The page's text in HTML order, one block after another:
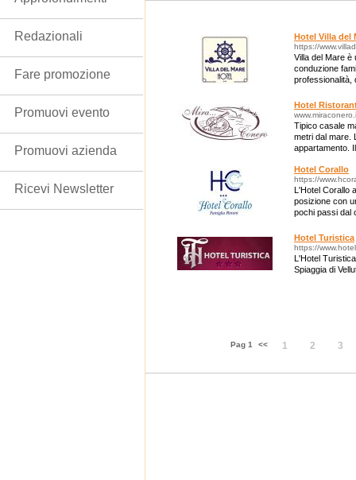
Hotel Villa del
https://
Villa del Mare è
conduzione
professionalità,
Hotel
Tipico casale
metri dal mare.
appartamento.
Hotel Corallo
https://
L'Hotel Corallo
posizione con
pochi passi dal
Hotel Turistica
https://
L'Hotel
Spiaggia di
Pag 1 << 1 2 3
Redazionali
Fare promozione
Promuovi evento
Promuovi azienda
Ricevi Newsletter